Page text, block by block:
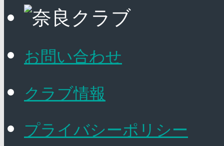
お問い合わせ
クラブ情報
プライバシーポリシー